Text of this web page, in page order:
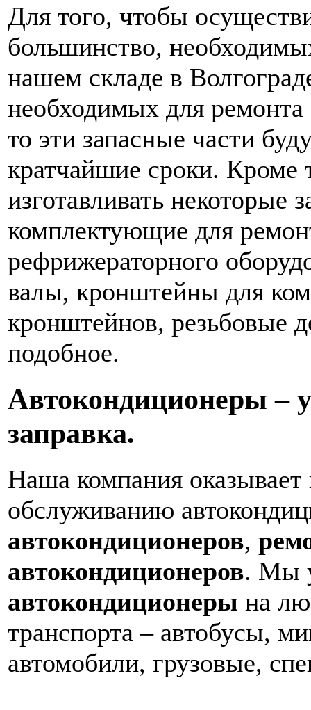
Для того, чтобы
большинство,
нашем складе в
необходимых для ремонта
то эти запасные части
кратчайшие сроки.
изготавливать некоторые
комплектующие для
рефрижераторного
валы, кронштейны для
кронштейнов, резьбовые
подобное.
Автокондиционеры –
заправка.
Наша компания
обслуживанию
автокондиционеров,
автокондиционеров. Мы
автокондиционеры на
транспорта – автобусы,
автомобили, грузовые,